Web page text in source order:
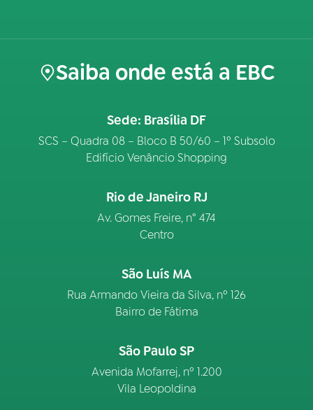
Saiba onde está a EBC
Sede: Brasília DF
SCS – Quadra 08 – Bloco B 50/60 – 1º Subsolo
Edifício Venâncio Shopping
Rio de Janeiro RJ
Av. Gomes Freire, n° 474
Centro
São Luís MA
Rua Armando Vieira da Silva, nº 126
Bairro de Fátima
São Paulo SP
Avenida Mofarrej, nº 1.200
Vila Leopoldina